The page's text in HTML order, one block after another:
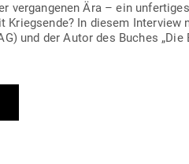
ver­gan­genen Ära – ein
In diesem
und der Autor des Buches